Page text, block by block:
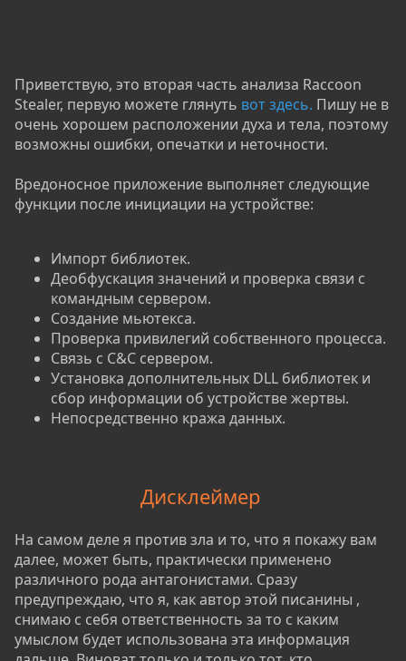
Приветствую, это вторая часть анализа Raccoon
Stealer, первую можете глянуть вот здесь. Пишу не в
очень хорошем расположении духа и тела, поэтому
возможны ошибки, опечатки и неточности.
Вредоносное приложение выполняет следующие
функции после инициации на устройстве:
Импорт библиотек.
Деобфускация значений и проверка связи с
командным сервером.
Создание мьютекса.
Проверка привилегий собственного процесса.
Связь с C&C сервером.
Установка дополнительных DLL библиотек и
сбор информации об устройстве жертвы.
Непосредственно кража данных.
Дисклеймер
На самом деле я против зла и то, что я покажу вам
далее, может быть, практически применено
различного рода антагонистами. Сразу
предупреждаю, что я, как автор этой писанины ,
снимаю с себя ответственность за то с каким
умыслом будет использована эта информация